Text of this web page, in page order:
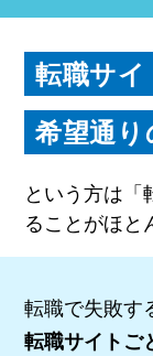
転職サ
希望通
という方は「
ることがほと
転職で失敗す
転職サイトご